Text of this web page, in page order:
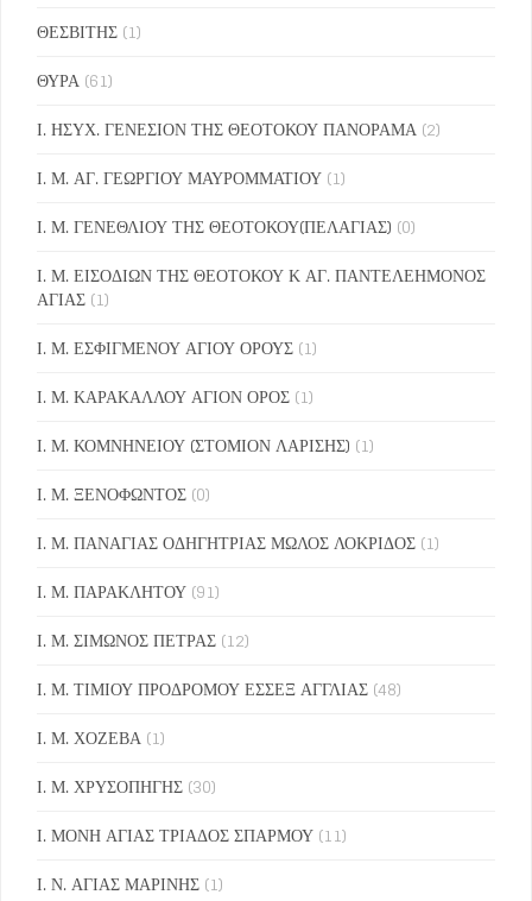
ΘΕΣΒΙΤΗΣ (1)
ΘΥΡΑ (61)
Ι. ΗΣΥΧ. ΓΕΝΕΣΙΟΝ ΤΗΣ ΘΕΟΤΟΚΟΥ ΠΑΝΟΡΑΜΑ (2)
Ι. Μ. ΑΓ. ΓΕΩΡΓΙΟΥ ΜΑΥΡΟΜΜΑΤΙΟΥ (1)
Ι. Μ. ΓΕΝΕΘΛΙΟΥ ΤΗΣ ΘΕΟΤΟΚΟΥ(ΠΕΛΑΓΙΑΣ) (0)
Ι. Μ. ΕΙΣΟΔΙΩΝ ΤΗΣ ΘΕΟΤΟΚΟΥ Κ ΑΓ. ΠΑΝΤΕΛΕΗΜΟΝΟΣ
ΑΓΙΑΣ (1)
Ι. Μ. ΕΣΦΙΓΜΕΝΟΥ ΑΓΙΟΥ ΟΡΟΥΣ (1)
Ι. Μ. ΚΑΡΑΚΑΛΛΟΥ ΑΓΙΟΝ ΟΡΟΣ (1)
Ι. Μ. ΚΟΜΝΗΝΕΙΟΥ (ΣΤΟΜΙΟΝ ΛΑΡΙΣΗΣ) (1)
Ι. Μ. ΞΕΝΟΦΩΝΤΟΣ (0)
Ι. Μ. ΠΑΝΑΓΙΑΣ ΟΔΗΓΗΤΡΙΑΣ ΜΩΛΟΣ ΛΟΚΡΙΔΟΣ (1)
Ι. Μ. ΠΑΡΑΚΛΗΤΟΥ (91)
Ι. Μ. ΣΙΜΩΝΟΣ ΠΕΤΡΑΣ (12)
Ι. Μ. ΤΙΜΙΟΥ ΠΡΟΔΡΟΜΟΥ ΕΣΣΕΞ ΑΓΓΛΙΑΣ (48)
Ι. Μ. ΧΟΖΕΒΑ (1)
Ι. Μ. ΧΡΥΣΟΠΗΓΗΣ (30)
Ι. ΜΟΝΗ ΑΓΙΑΣ ΤΡΙΑΔΟΣ ΣΠΑΡΜΟΥ (11)
Ι. Ν. ΑΓΙΑΣ ΜΑΡΙΝΗΣ (1)